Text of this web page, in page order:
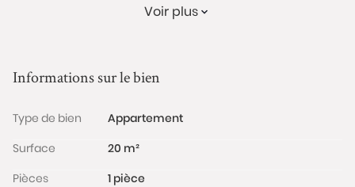
Voir plus
Informations sur le bien
Type de bien
Appartement
Surface
20 m²
Pièces
1 pièce